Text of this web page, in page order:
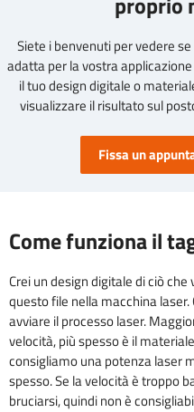
Siete i benvenuti per vedere
adatta per la vostra
il tuo design digitale o
visualizzare il risultato sul
Fissa un
Come funziona il
Crei un design digitale di ciò
questo file nella macchina
avviare il processo laser.
velocità, più spesso è il
consigliamo una potenza laser
spesso. Se la velocità è troppo
bruciarsi, quindi non è